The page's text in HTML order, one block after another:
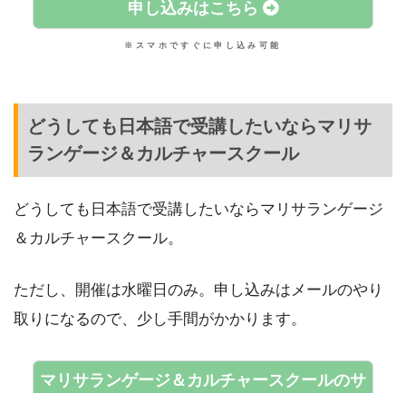
申し込みはこちら
※スマホですぐに申し込み可能
どうしても日本語で受講したいならマリサ
ランゲージ＆カルチャースクール
どうしても日本語で受講したいならマリサランゲージ
＆カルチャースクール。
ただし、開催は水曜日のみ。申し込みはメールのやり
取りになるので、少し手間がかかります。
マリサランゲージ＆カルチャースクールのサ